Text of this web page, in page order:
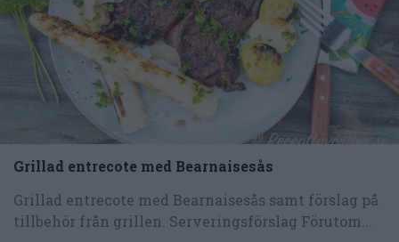
Grillad entrecote med Bearnaisesås
Grillad entrecote med Bearnaisesås samt förslag på
tillbehör från grillen. Serveringsförslag Förutom...